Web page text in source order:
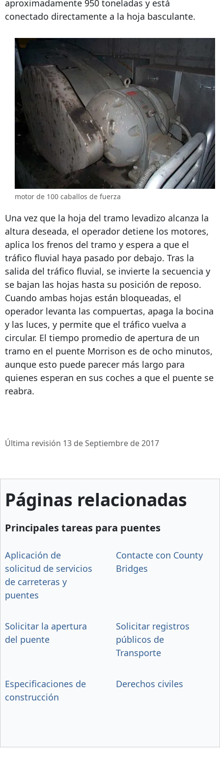
aproximadamente 950 toneladas y está
conectado directamente a la hoja basculante.
motor de 100 caballos de fuerza
Una vez que la hoja del tramo levadizo alcanza la
altura deseada, el operador detiene los motores,
aplica los frenos del tramo y espera a que el
tráfico fluvial haya pasado por debajo. Tras la
salida del tráfico fluvial, se invierte la secuencia y
se bajan las hojas hasta su posición de reposo.
Cuando ambas hojas están bloqueadas, el
operador levanta las compuertas, apaga la bocina
y las luces, y permite que el tráfico vuelva a
circular. El tiempo promedio de apertura de un
tramo en el puente Morrison es de ocho minutos,
aunque esto puede parecer más largo para
quienes esperan en sus coches a que el puente se
reabra.
Última revisión 13 de Septiembre de 2017
Páginas relacionadas
Principales tareas para puentes
Aplicación de
solicitud de servicios
de carreteras y
puentes
Contacte con County
Bridges
Solicitar la apertura
del puente
Solicitar registros
públicos de
Transporte
Especificaciones de
construcción
Derechos civiles